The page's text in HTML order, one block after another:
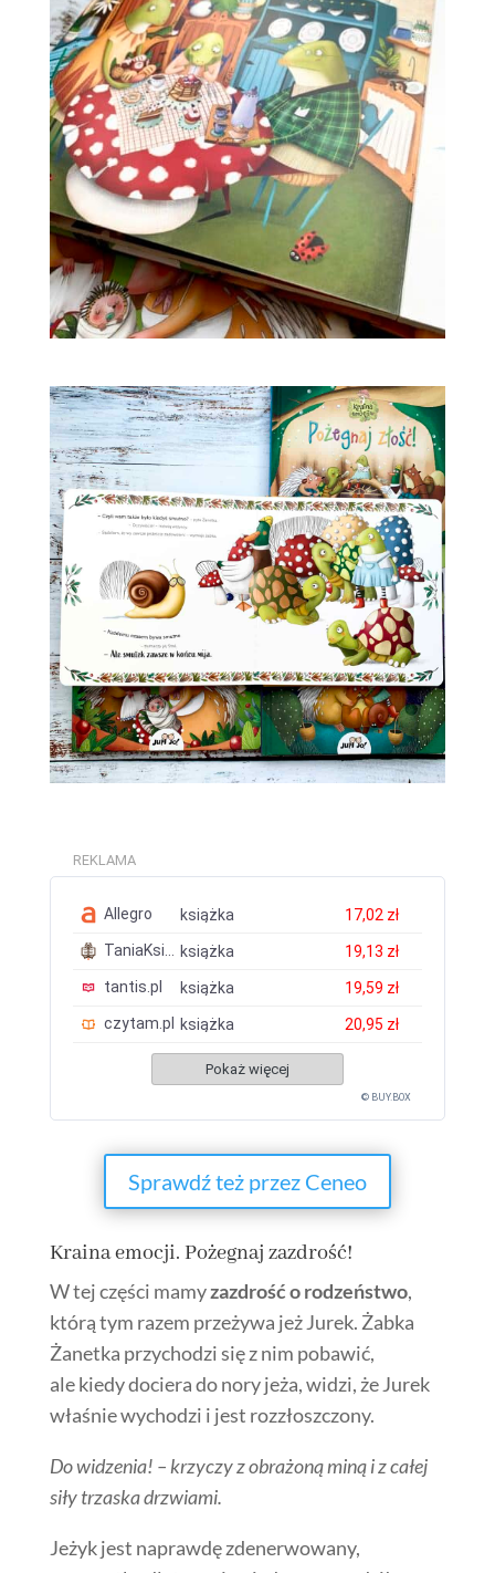
REKLAMA
Allegro książka
17,02 zł
TaniaKsiazka.pl
książka
19,13 zł
tantis.pl
książka
19,59 zł
czytam.pl
książka 20,95 zł
Pokaż więcej
© BUY.BOX
Sprawdź też przez Ceneo
Kraina emocji. Pożegnaj zazdrość!
W tej części mamyzazdrość o rodzeństwo,
którą tym razem przeżywa jeż Jurek. Żabka
Żanetka przychodzi się z nim pobawić,
ale kiedy dociera do nory jeża, widzi, że Jurek
właśnie wychodzi i jest rozzłoszczony.
Do widzenia! – krzyczy z obrażoną miną i z całej
siły trzaska drzwiami.
Jeżyk jest naprawdę zdenerwowany,